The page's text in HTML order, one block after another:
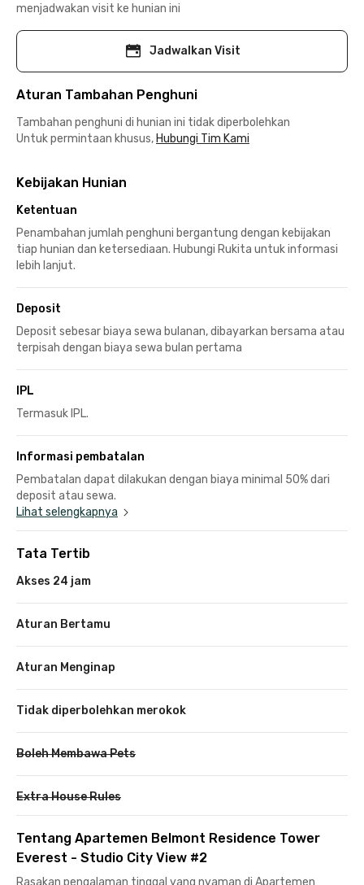
menjadwakan visit ke hunian ini
Jadwalkan Visit
Aturan Tambahan Penghuni
Tambahan penghuni di hunian ini tidak diperbolehkan
Untuk permintaan khusus, Hubungi Tim Kami
Kebijakan Hunian
Ketentuan
Penambahan jumlah penghuni bergantung dengan kebijakan
tiap hunian dan ketersediaan. Hubungi Rukita untuk informasi
lebih lanjut.
Deposit
Deposit sebesar biaya sewa bulanan, dibayarkan bersama atau
terpisah dengan biaya sewa bulan pertama
IPL
Termasuk IPL.
Informasi pembatalan
Pembatalan dapat dilakukan dengan biaya minimal 50% dari
deposit atau sewa.
Lihat selengkapnya
Tata Tertib
Akses 24 jam
Aturan Bertamu
Aturan Menginap
Tidak diperbolehkan merokok
Boleh Membawa Pets
Extra House Rules
Tentang Apartemen Belmont Residence Tower
Everest - Studio City View #2
Rasakan pengalaman tinggal yang nyaman di Apartemen